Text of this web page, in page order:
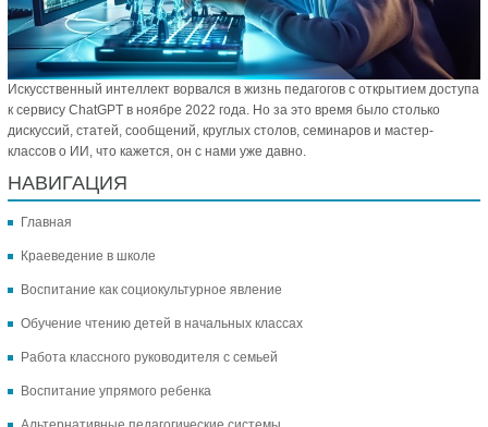
Искусственный интеллект ворвался в жизнь педагогов с открытием доступа
к сервису ChatGPT в ноябре 2022 года. Но за это время было столько
дискуссий, статей, сообщений, круглых столов, семинаров и мастер-
классов о ИИ, что кажется, он с нами уже давно.
НАВИГАЦИЯ
Главная
Краеведение в школе
Воспитание как социокультурное явление
Обучение чтению детей в начальных классах
Работа классного руководителя с семьей
Воспитание упрямого ребенка